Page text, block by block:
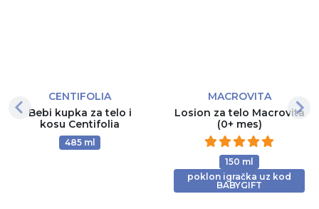
CENTIFOLIA
Bebi kupka za telo i
kosu Centifolia
485 ml
MACROVITA
Losion za telo Macrovita
(0+ mes)
150 ml
poklon igračka uz kod
BABYGIFT